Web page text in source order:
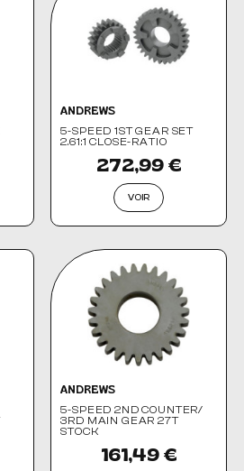
ANDREWS
5-SPEED 1ST GEAR SET
2.61:1 CLOSE-RATIO
272,99 €
VOIR
ANDREWS
5-SPEED 2ND COUNTER/
3RD MAIN GEAR 27T
STOCK
161,49 €